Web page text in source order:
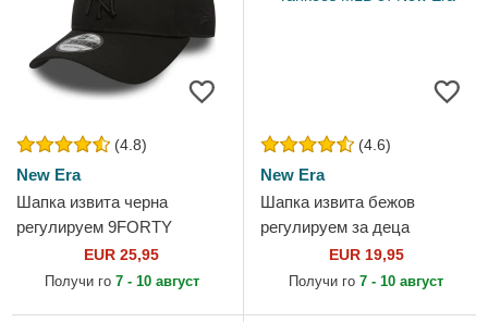
(4.8)
New Era
Шапка извита черна
регулируем 9FORTY
League Essential на New
York Yankees MLB от New
EUR 25,95
Получи го 7 - 10 август
(4.6)
New Era
Шапка извита бежов
регулируем за деца
9FORTY League Essential
на New York Yankees MLB
EUR 19,95
Получи го 7 - 10 август